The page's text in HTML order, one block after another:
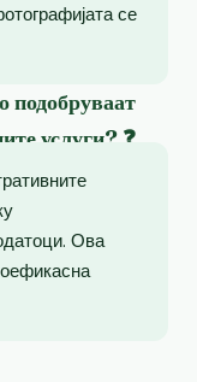
се
подобруваат
услуги? ❓
Ова